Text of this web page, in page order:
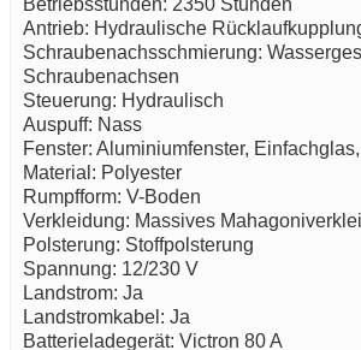
Antrieb: Hydraulische
Schraubenachsschmierung:
Schraubenachsen
Steuerung: Hydraulisch
Auspuff: Nass
Fenster: Aluminiumfenster,
Material: Polyester
Rumpfform: V-Boden
Verkleidung: Massives
Polsterung: Stoffpolsterung
Spannung: 12/230 V
Landstrom: Ja
Landstromkabel: Ja
Batterieladegerät: Victron 80 A